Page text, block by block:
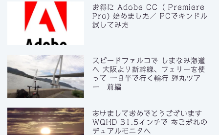
お得に Adobe CC（ Premiere
Pro) 始めました／ PCでキンドル
試してみた
スピードファルコで しまなみ海道
へ 大阪より新幹線、フェリーを使
って 一日半で行く輪行 弾丸ツア
ー 前編
あけましておめでとうございます
WQHD 31.5インチで あこがれの
デュアルモニタへ